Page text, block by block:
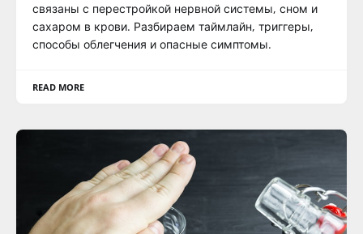
связаны с перестройкой нервной системы, сном и
сахаром в крови. Разбираем таймлайн, триггеры,
способы облегчения и опасные симптомы.
READ MORE